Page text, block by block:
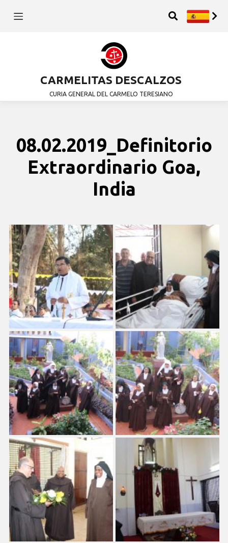
CARMELITAS DESCALZOS
CURIA GENERAL DEL CARMELO TERESIANO
08.02.2019_Definitorio
Extraordinario Goa,
India